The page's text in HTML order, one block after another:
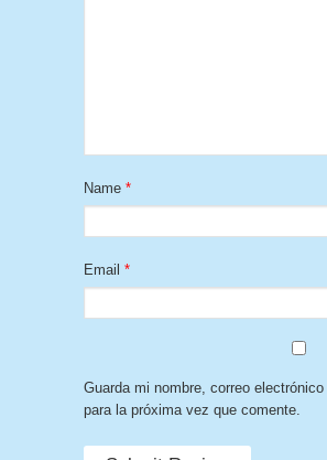
Name *
Email *
Guarda mi nombre, correo
para la próxima vez que comente.